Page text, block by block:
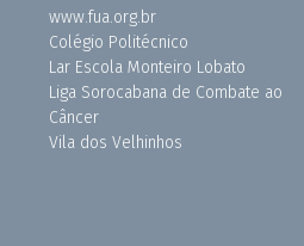
www.fua.org.br
Colégio Politécnico
Lar Escola Monteiro Lobato
Liga Sorocabana de Combate ao
Câncer
Vila dos Velhinhos